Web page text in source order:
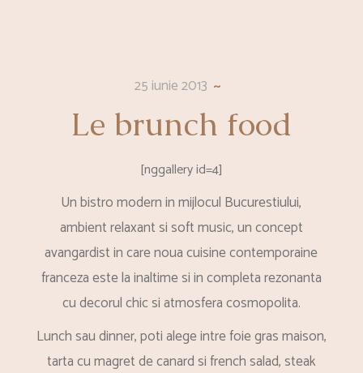
25 iunie 2013
Le brunch food
[nggallery id=4]
Un bistro modern in mijlocul Bucurestiului,
ambient relaxant si soft music, un concept
avangardist in care noua cuisine contemporaine
franceza este la inaltime si in completa rezonanta
cu decorul chic si atmosfera cosmopolita.
Lunch sau dinner, poti alege intre foie gras maison,
tarta cu magret de canard si french salad, steak